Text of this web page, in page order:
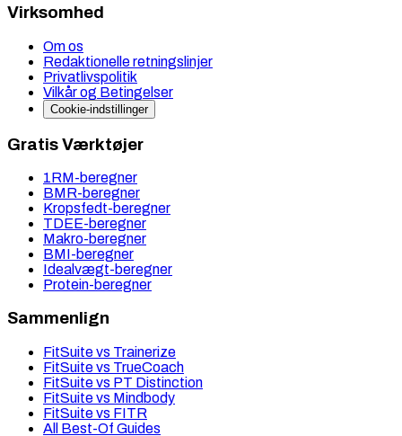
Virksomhed
Om os
Redaktionelle retningslinjer
Privatlivspolitik
Vilkår og Betingelser
Cookie-indstillinger
Gratis Værktøjer
1RM-beregner
BMR-beregner
Kropsfedt-beregner
TDEE-beregner
Makro-beregner
BMI-beregner
Idealvægt-beregner
Protein-beregner
Sammenlign
FitSuite vs Trainerize
FitSuite vs TrueCoach
FitSuite vs PT Distinction
FitSuite vs Mindbody
FitSuite vs FITR
All Best-Of Guides